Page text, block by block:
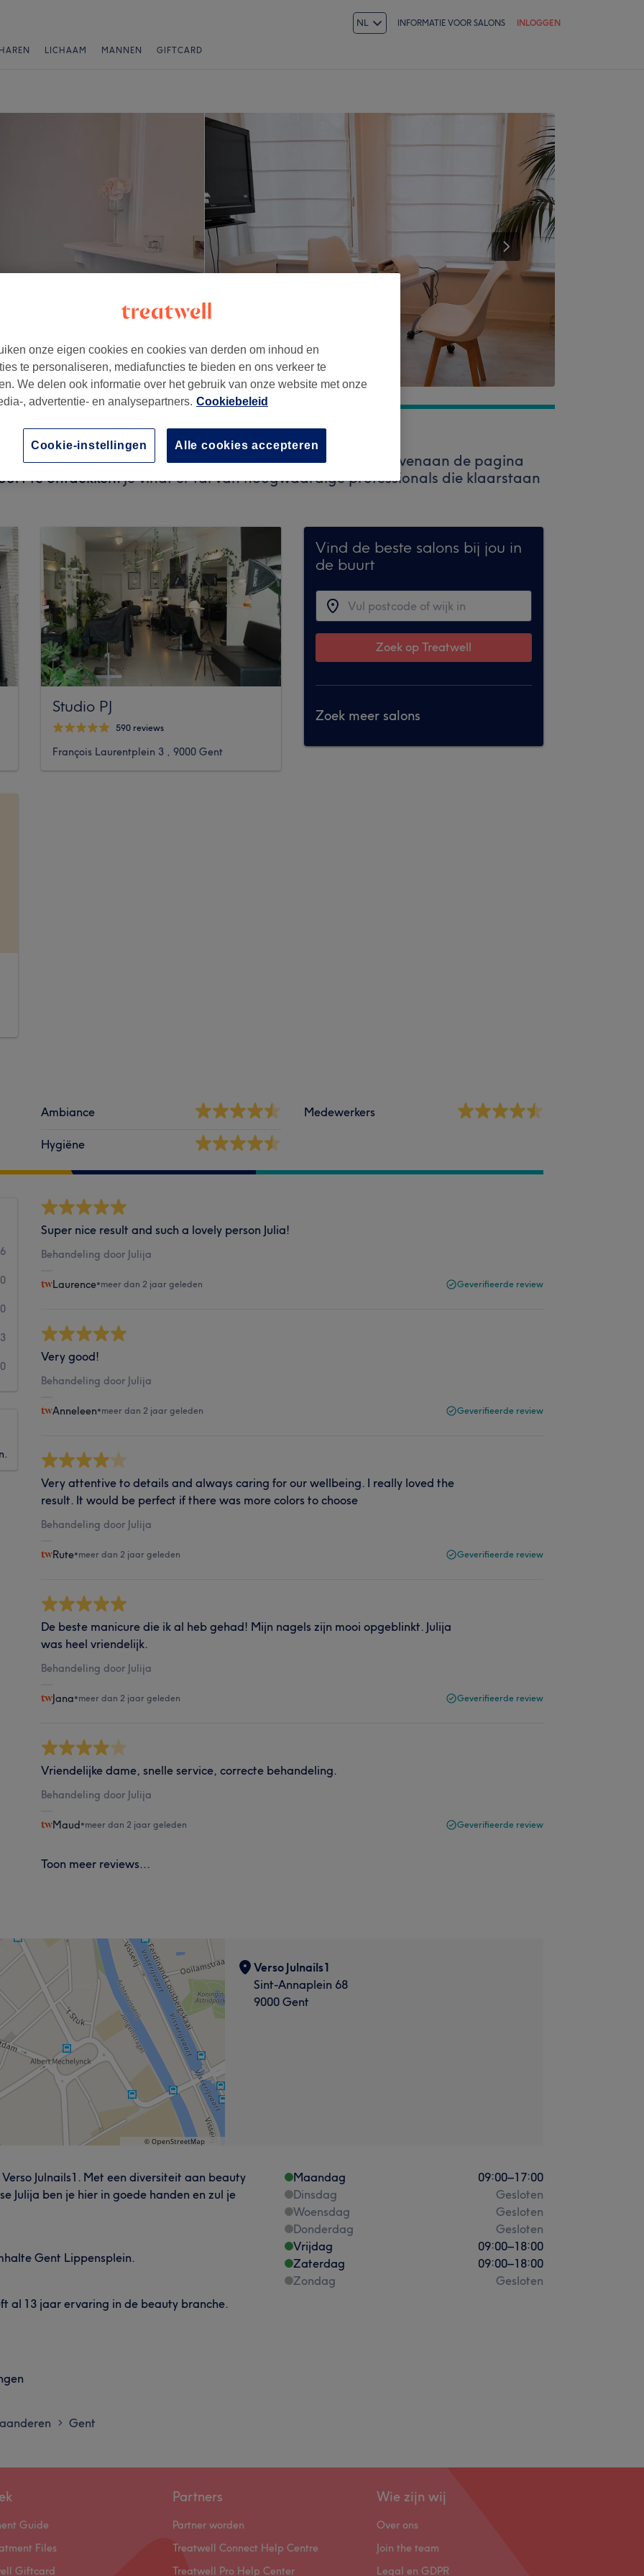
NL INFORMATIE VOOR SALONS INLOGGEN
LICHAAM MANNEN GIFTCARD
geen boekingen via Treatwell. Gebruik de zoekbalk bovenaan de pagina
te ontdekken. Je vindt er tal van hoogwaardige professionals die klaarstaan
Studio PJ
590 reviews
François Laurentplein 3 , 9000 Gent
Vind de beste salons bij jou in
de buurt
Zoek op Treatwell
Zoek meer salons
Ambiance
Hygiëne
Medewerkers
0
3
0
Super nice result and such a lovely person Julia!
Behandeling door Julija
Laurence•meer dan 2 jaar geleden Geverifieerde review
Very good!
Behandeling door Julija
Anneleen•meer dan 2 jaar geleden Geverifieerde review
Very attentive to details and always caring for our wellbeing. I really loved the
result. It would be perfect if there was more colors to choose
Behandeling door Julija
Rute•meer dan 2 jaar geleden Geverifieerde review
De beste manicure die ik al heb gehad! Mijn nagels zijn mooi opgeblinkt. Julija
was heel vriendelijk.
Behandeling door Julija
Jana•meer dan 2 jaar geleden Geverifieerde review
Vriendelijke dame, snelle service, correcte behandeling.
Behandeling door Julija
Maud•meer dan 2 jaar geleden Geverifieerde review
Toon meer reviews...
Verso Julnails1
Sint-Annaplein 68
9000 Gent
Julnails1. Met een diversiteit aan beauty
Julija ben je hier in goede handen en zul je
Gent Lippensplein.
al 13 jaar ervaring in de beauty branche.
Maandag 09:00–17:00
Dinsdag
Gesloten
Woensdag
Gesloten
Donderdag
Gesloten
Vrijdag
09:00–18:00
Zaterdag
09:00–18:00
Zondag
Gesloten
> Gent
Guide
Files
Giftcard
Partners
Partner worden
Treatwell Connect Help Centre
Treatwell Pro Help Center
Wie zijn wij
Over ons
Join the team
Legal en GDPR
onze eigen cookies en cookies van derden om inhoud en
te personaliseren, mediafuncties te bieden en ons verkeer te
We delen ook informatie over het gebruik van onze website met onze
, advertentie- en analysepartners. Cookiebeleid
Alle cookies accepteren
Cookie-instellingen